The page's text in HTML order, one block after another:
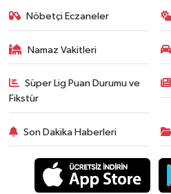
Nöbetçi Eczaneler
Namaz Vakitleri
Süper Lig Puan Durumu ve
Fikstür
Son Dakika Haberleri